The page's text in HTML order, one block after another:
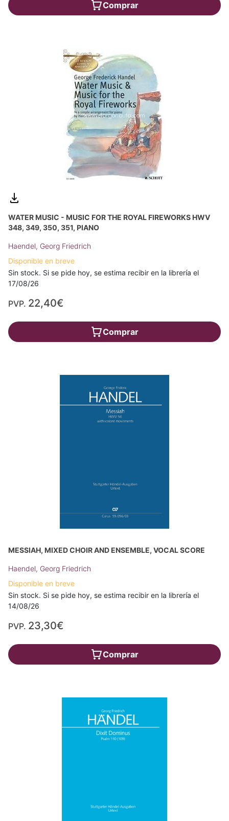
Comprar
WATER MUSIC - MUSIC FOR THE ROYAL FIREWORKS HWV
348, 349, 350, 351, PIANO
Haendel, Georg Friedrich
Disponible en breve
Sin stock. Si se pide hoy, se estima recibir en la librería el
17/08/26
PVP. 22,40€
Comprar
MESSIAH, MIXED CHOIR AND ENSEMBLE, VOCAL SCORE
Haendel, Georg Friedrich
Disponible en breve
Sin stock. Si se pide hoy, se estima recibir en la librería el
14/08/26
PVP. 23,30€
Comprar